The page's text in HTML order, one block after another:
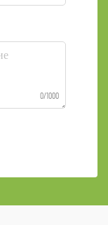
0/1000